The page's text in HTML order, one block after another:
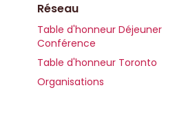
Réseau
Table d'honneur Déjeuner
Conférence
Table d'honneur Toronto
Organisations